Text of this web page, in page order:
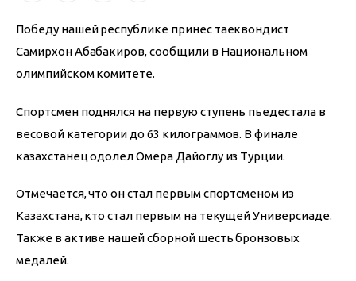
Победу нашей республике принес таеквондист
Самирхон Абабакиров, сообщили в Национальном
олимпийском комитете.
Спортсмен поднялся на первую ступень пьедестала в
весовой категории до 63 килограммов. В финале
казахстанец одолел Омера Дайоглу из Турции.
Отмечается, что он стал первым спортсменом из
Казахстана, кто стал первым на текущей Универсиаде.
Также в активе нашей сборной шесть бронзовых
медалей.